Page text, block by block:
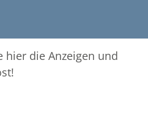
hier die Anzeigen und